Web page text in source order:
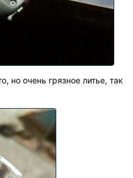
но очень грязное литье, так